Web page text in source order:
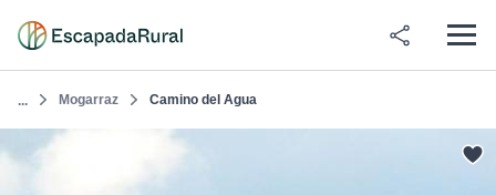
... Mogarraz Camino del Agua